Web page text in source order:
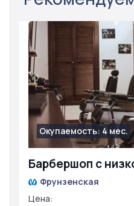
Барбершоп с
Окупаемость: 4 мес.
Фрунзенская
Цена: